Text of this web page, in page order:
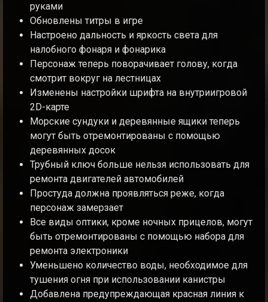
руками
Обновлены титры в игре
Настроено дальность и яркость света для
налобного фонаря и фонарика
Персонаж теперь поворачивает голову, когда
смотрит вокруг на лестницах
Изменены настройки шрифта на внутриигровой
2D-карте
Морские сундуки и деревянные ящики теперь
могут быть отремонтированы с помощью
деревянных досок
Трубный ключ больше нельзя использовать для
ремонта двигателей автомобилей
Простуда должна проявляться реже, когда
персонаж замерзает
Все виды оптики, кроме ночных прицелов, могут
быть отремонтированы с помощью набора для
ремонта электроники
Уменьшено количество воды, необходимое для
тушения огня при использовании канистры
Добавлена предупреждающая красная линия к